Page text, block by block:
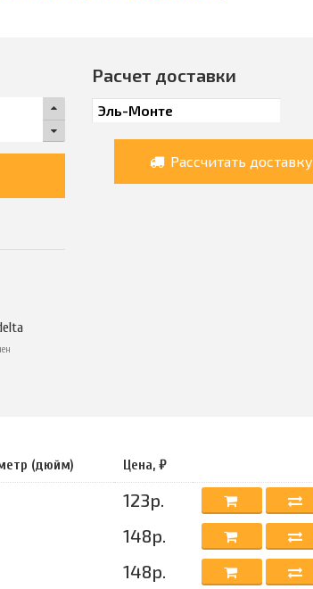
Расчет доставки
Рассчитать доставку
(дюйм) Цена, ₽
123р.
148р.
148р.